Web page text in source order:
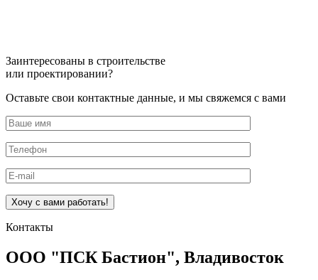
Заинтересованы в строительстве
или проектировании?
Оставьте свои контактные данные, и мы свяжемся с вами
Оставьте это поле пустым.
Контакты
ООО "ПСК Бастион", Владивосток